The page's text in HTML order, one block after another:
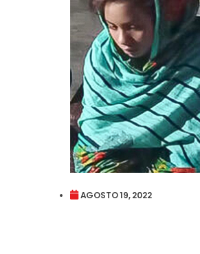
AGOSTO 19, 2022